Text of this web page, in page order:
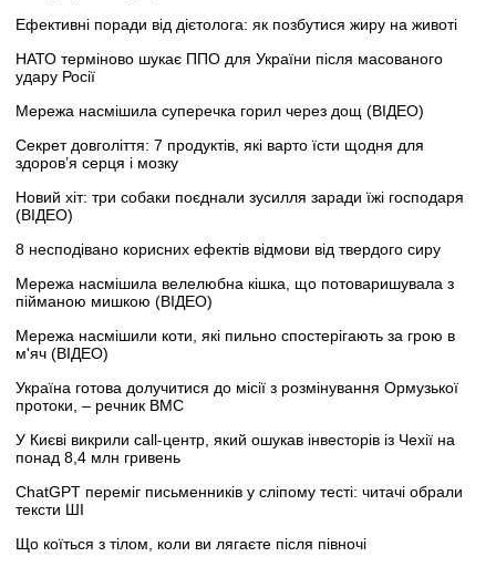
Ефективні поради від дієтолога: як позбутися жиру на животі
НАТО терміново шукає ППО для України після масованого
удару Росії
Мережа насмішила суперечка горил через дощ (ВІДЕО)
Секрет довголіття: 7 продуктів, які варто їсти щодня для
здоров’я серця і мозку
Новий хіт: три собаки поєднали зусилля заради їжі господаря
(ВІДЕО)
8 несподівано корисних ефектів відмови від твердого сиру
Мережа насмішила велелюбна кішка, що потоваришувала з
пійманою мишкою (ВІДЕО)
Мережа насмішили коти, які пильно спостерігають за грою в
м'яч (ВІДЕО)
Україна готова долучитися до місії з розмінування Ормузької
протоки, – речник ВМС
У Києві викрили call-центр, який ошукав інвесторів із Чехії на
понад 8,4 млн гривень
ChatGPT переміг письменників у сліпому тесті: читачі обрали
тексти ШІ
Що коїться з тілом, коли ви лягаєте після півночі